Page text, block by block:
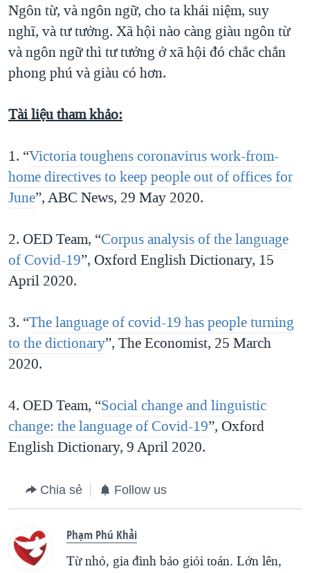
Ngôn từ, và ngôn ngữ, cho ta khái niệm, suy
nghĩ, và tư tưởng. Xã hội nào càng giàu ngôn từ
và ngôn ngữ thì tư tưởng ở xã hội đó chắc chắn
phong phú và giàu có hơn.
Tài liệu tham khảo:
1. “Victoria toughens coronavirus work-from-
home directives to keep people out of offices for
June”, ABC News, 29 May 2020.
2. OED Team, “Corpus analysis of the language
of Covid-19”, Oxford English Dictionary, 15
April 2020.
3. “The language of covid-19 has people turning
to the dictionary”, The Economist, 25 March
2020.
4. OED Team, “Social change and linguistic
change: the language of Covid-19”, Oxford
English Dictionary, 9 April 2020.
Chia sẻ Follow us
Phạm Phú Khải
Từ nhỏ, gia đình bảo giỏi toán. Lớn lên,